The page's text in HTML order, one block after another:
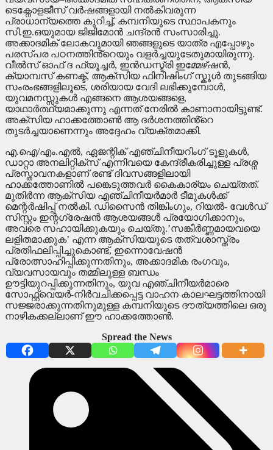
ടെക്നോളജീസ് വർഷങ്ങളായി നൽകിവരുന്ന
പ്രാധാന്യത്തെ കുറിച്ച്, കമ്പനിയുടെ സ്ഥാപകനും
സി.ഇ.ഒയുമായ ജിജിമോൻ ചന്ദ്രൻ സംസാരിച്ചു.
അക്കാദമിക് ലോകവുമായി ഞങ്ങളുടെ യാത്ര എപ്പോഴും
പരസ്പര പഠനത്തിൻ്റെയും വളർച്ചയുടേതുമായിരുന്നു.
വീൽസ് ഓഫ് ദ ഫ്യൂച്ചർ, ഇൻഡസ്ട്രി ഇമ്മേഴ്‌ഷൻ,
ക്യാമ്പസ് കണക്ട്, ആക്സിയ ഫിനിഷിംഗ് സ്കൂൾ തുടങ്ങിയ
സംരംഭങ്ങളിലൂടെ, ശരിയായ വേദി ലഭിക്കുമ്പോൾ,
യുവമനസ്സുകൾ എങ്ങനെ ആശയങ്ങളെ,
യാഥാർത്ഥ്യമാക്കുന്നു എന്നത് നേരിൽ കാണാനായിട്ടുണ്ട്.
അക്സിയ ഹാക്കത്തോൺ ആ ദർശനത്തിൻ്റെ
തുടർച്ചയാണെന്നും അദ്ദേഹം വ്യക്തമാക്കി.
എ.ഐ/എം.എൽ, ഏജന്റിക് എഞ്ചിനീയറിംഗ് ടൂളുകൾ,
ഡാറ്റാ അനലിറ്റിക്സ് എന്നിവയെ കേന്ദ്രീകരിച്ചുള്ള പ്രശ്ന
പ്രസ്താവനകളാണ് രണ്ട് ദിവസങ്ങളിലായി
ഹാക്കത്തോണിൽ പങ്കെടുത്തവർ കൈകാര്യം ചെയ്തത്.
മുതിർന്ന ആക്സിയ എഞ്ചിനീയർമാർ ടീമുകൾക്ക്
മെന്റർഷിപ്പ് നൽകി. ഡിസൈൻ തിങ്കിംഗും, റിയൽ- വേൾഡ്
സിസ്റ്റം ഇന്റഗ്രേഷൻ ആശയങ്ങൾ പ്രയോഗിക്കാനും,
അവരെ സഹായിക്കുകയും ചെയ്തു.’സങ്കീർണ്ണമായവയെ
ലളിതമാക്കുക’ എന്ന ആക്സിയയുടെ തത്വശാസ്ത്രം
പ്രതിഫലിപ്പിച്ചുകൊണ്ട്, ഇന്നൊവേഷൻ
പ്രോത്സാഹിപ്പിക്കുന്നതിനും, അക്കാദമിക രംഗവും,
വ്യവസായവും തമ്മിലുള്ള ബന്ധം
ഊട്ടിയുറപ്പിക്കുന്നതിനും, യുവ എഞ്ചിനീയർമാരെ
സോഫ്റ്റ്‌വെയർ-നിർവചിക്കപ്പെട്ട വാഹന കാലഘട്ടത്തിനായി
സജ്ജരാക്കുന്നതിനുമുള്ള കമ്പനിയുടെ ദൗത്യത്തിലെ ഒരു
നാഴികക്കല്ലാണ് ഈ ഹാക്കത്തോൺ.
Spread the News